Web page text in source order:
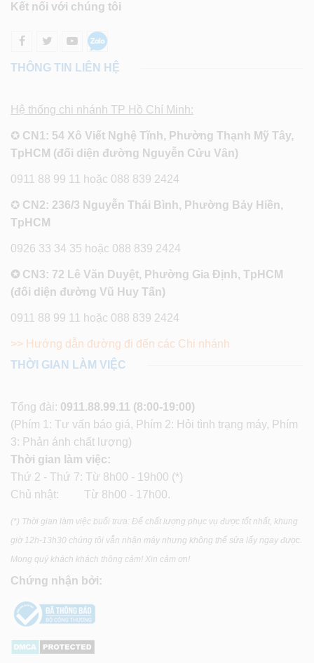
Kết nối với chúng tôi
THÔNG TIN LIÊN HỆ
Hệ thống chi nhánh TP Hồ Chí Minh:
✪ CN1: 54 Xô Viết Nghệ Tĩnh, Phường Thạnh Mỹ Tây,
TpHCM (đối diện đường Nguyễn Cửu Vân)
0911 88 99 11 hoặc 088 839 2424
✪ CN2: 236/3 Nguyễn Thái Bình, Phường Bảy Hiền,
TpHCM
0926 33 34 35 hoặc 088 839 2424
✪ CN3: 72 Lê Văn Duyệt, Phường Gia Định, TpHCM
(đối diện đường Vũ Huy Tấn)
0911 88 99 11 hoặc 088 839 2424
>> Hướng dẫn đường đi đến các Chi nhánh
THỜI GIAN LÀM VIỆC
Tổng đài: 0911.88.99.11 (8:00-19:00)
(Phím 1: Tư vấn báo giá, Phím 2: Hỏi tình trạng máy, Phím
3: Phản ánh chất lượng)
Thời gian làm việc:
Thứ 2 - Thứ 7: Từ 8h00 - 19h00 (*)
Chủ nhật: Từ 8h00 - 17h00.
(*) Thời gian làm việc buổi trưa: Để chất lượng phục vụ được tốt nhất, khung
giờ 12h-13h30 chúng tôi vẫn nhận máy nhưng không thể sửa lấy ngay được.
Mong quý khách khách thông cảm! Xin cảm ơn!
Chứng nhận bởi: